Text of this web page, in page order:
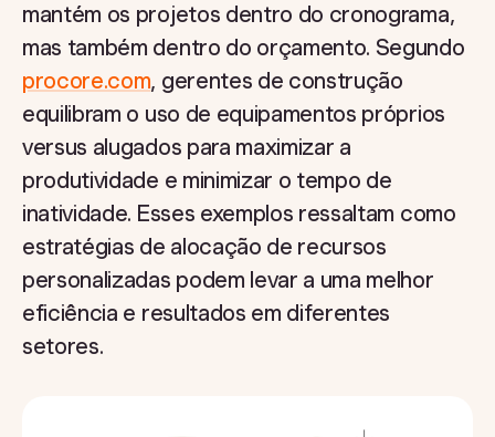
mantém os projetos dentro do cronograma,
mas também dentro do orçamento. Segundo
procore.com, gerentes de construção
equilibram o uso de equipamentos próprios
versus alugados para maximizar a
produtividade e minimizar o tempo de
inatividade. Esses exemplos ressaltam como
estratégias de alocação de recursos
personalizadas podem levar a uma melhor
eficiência e resultados em diferentes
setores.